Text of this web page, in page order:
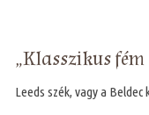
„Klasszikus fém
Leeds szék, vagy a Beldec